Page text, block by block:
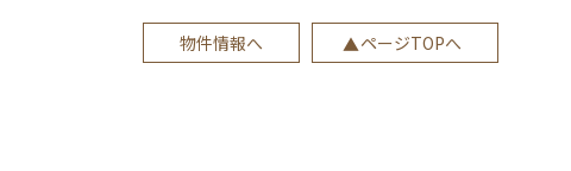
物件情報へ ページTOPへ